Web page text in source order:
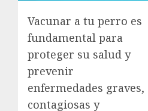
Vacunar a tu perro es
fundamental para
proteger su salud y
prevenir
enfermedades graves,
contagiosas y